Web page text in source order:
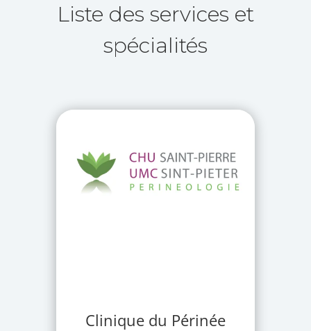
Liste des services et
spécialités
Clinique du Périnée